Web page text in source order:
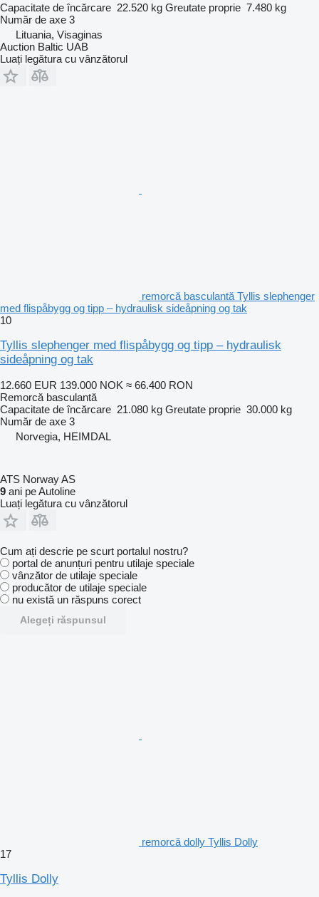
Capacitate de încărcare 22.520 kg Greutate proprie 7.480 kg
Număr de axe 3
Lituania, Visaginas
Auction Baltic UAB
Luați legătura cu vânzătorul
remorcă basculantă Tyllis slephenger
med flispåbygg og tipp – hydraulisk sideåpning og tak
10
Tyllis slephenger med flispåbygg og tipp – hydraulisk
sideåpning og tak
12.660 EUR 139.000 NOK ≈ 66.400 RON
Remorcă basculantă
Capacitate de încărcare 21.080 kg Greutate proprie 30.000 kg
Număr de axe 3
Norvegia, HEIMDAL
ATS Norway AS
9 ani pe Autoline
Luați legătura cu vânzătorul
Cum ați descrie pe scurt portalul nostru?
portal de anunțuri pentru utilaje speciale
vânzător de utilaje speciale
producător de utilaje speciale
nu există un răspuns corect
Alegeți răspunsul
remorcă dolly Tyllis Dolly
17
Tyllis Dolly